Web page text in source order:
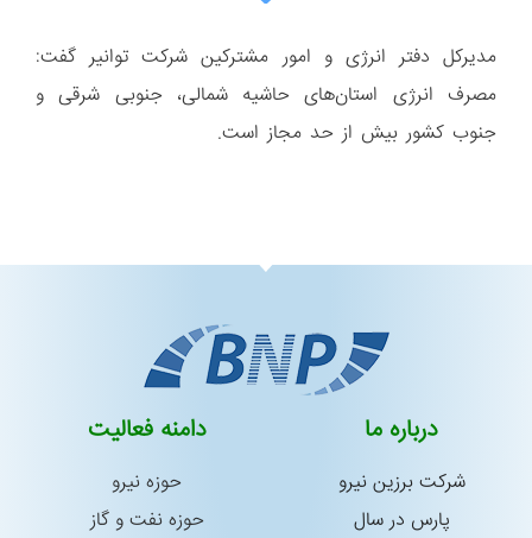
مدیرکل دفتر انرژی و امور مشترکین شرکت توانیر گفت:
مصرف انرژی استان‌های حاشیه شمالی، جنوبی شرقی و
جنوب کشور بیش از حد مجاز است.
درباره ما
شركت برزین نیرو
پارس در سال
دامنه فعالیت
حوزه نیرو
حوزه نفت و گاز